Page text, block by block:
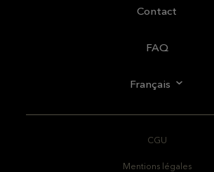
Contact
FAQ
Français
CGU
Mentions légales